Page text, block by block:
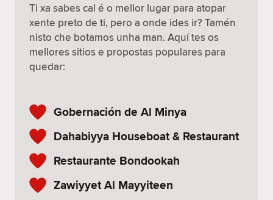
Ti xa sabes cal é o mellor lugar para atopar
xente preto de ti, pero a onde ides ir? Tamén
nisto che botamos unha man. Aquí tes os
mellores sitios e propostas populares para
quedar:
Gobernación de Al Minya
Dahabiyya Houseboat & Restaurant
Restaurante Bondookah
Zawiyyet Al Mayyiteen